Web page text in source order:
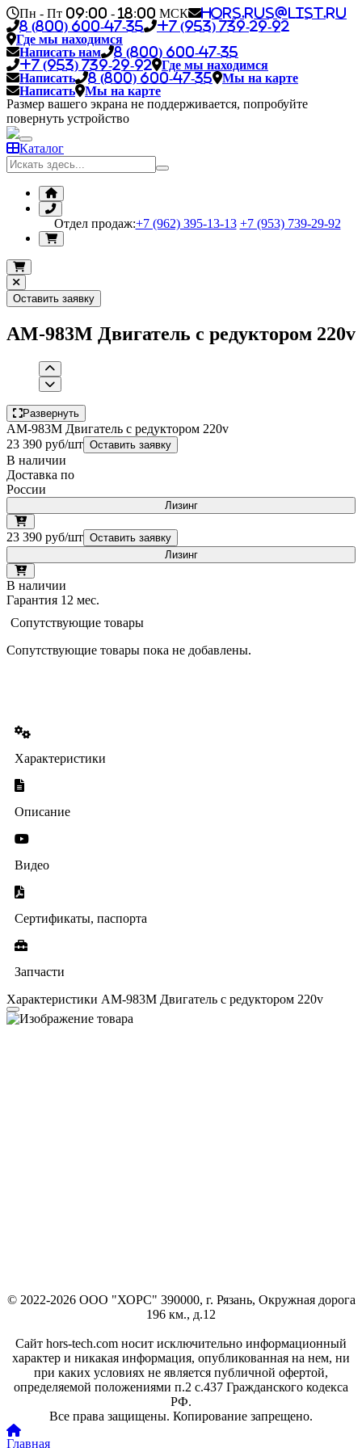
Пн - Пт 09:00 - 18:00 МСК
hors.rus@list.ru
8 (800) 600-47-35
+7 (953) 739-29-92
Где мы находимся
Написать нам
8 (800) 600-47-35
+7 (953) 739-29-92
Где мы находимся
Написать
8 (800) 600-47-35
Мы на карте
Написать
Мы на карте
Размер вашего экрана не поддерживается, попробуйте
повернуть устройство
Каталог
Отдел продаж:+7 (962) 395-13-13 +7 (953) 739-29-92
Оставить заявку
AM-983M Двигатель с редуктором 220v
Развернуть
AM-983M Двигатель с редуктором 220v
23 390 руб/шт Оставить заявку
В наличии
Доставка по
России
Лизинг
23 390 руб/шт Оставить заявку
Лизинг
В наличии
Гарантия 12 мес.
Сопутствующие товары
Сопутствующие товары пока не добавлены.
Характеристики
Описание
Видео
Сертификаты, паспорта
Запчасти
Характеристики AM-983M Двигатель с редуктором 220v
© 2022-2026 ООО "ХОРС" 390000, г. Рязань, Окружная дорога
196 км., д.12
Сайт hors-tech.com носит исключительно информационный
характер и никакая информация, опубликованная на нем, ни
при каких условиях не является публичной офертой,
определяемой положениями п.2 с.437 Гражданского кодекса
РФ.
Все права защищены. Копирование запрещено.
Главная